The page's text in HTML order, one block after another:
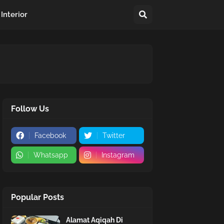
Interior
Follow Us
Facebook Twitter
Whatsapp Instagram
Popular Posts
Alamat Aqiqah Di